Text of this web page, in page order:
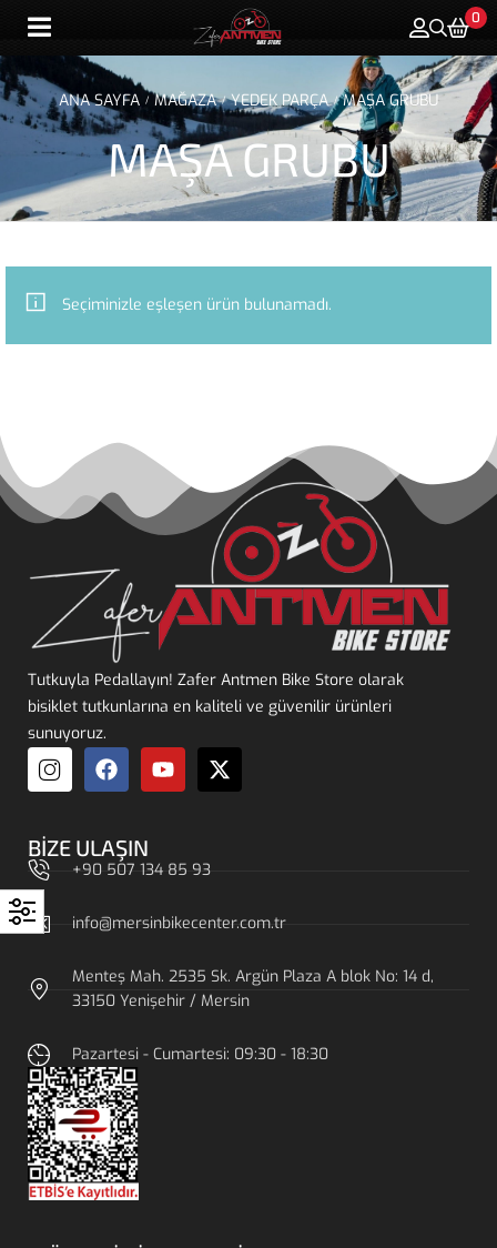
0
MAŞA GRUBU
ANA SAYFA / MAĞAZA / YEDEK PARÇA / MAŞA GRUBU
Seçiminizle eşleşen ürün bulunamadı.
Tutkuyla Pedallayın! Zafer Antmen Bike Store olarak
bisiklet tutkunlarına en kaliteli ve güvenilir ürünleri
sunuyoruz.
BIZE ULAŞIN
+90 507 134 85 93
info@mersinbikecenter.com.tr
Menteş Mah. 2535 Sk. Argün Plaza A blok No: 14 d,
33150 Yenişehir / Mersin
Pazartesi - Cumartesi: 09:30 - 18:30